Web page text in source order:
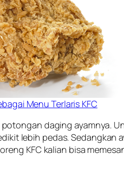
Menu Terlaris KFC
daging ayamnya.
lebih pedas. Sedangkan
KFC kalian bisa